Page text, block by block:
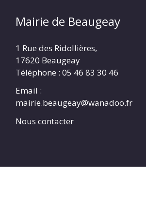
Mairie de Beaugeay
1 Rue des Ridollières,
17620 Beaugeay
Téléphone : 05 46 83 30 46
Email :
mairie.beaugeay@wanadoo.fr
Nous contacter